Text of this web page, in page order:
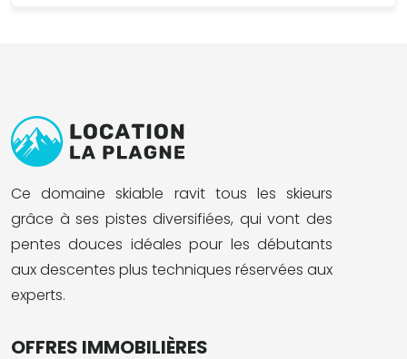
Ce domaine skiable ravit tous les skieurs
grâce à ses pistes diversifiées, qui vont des
pentes douces idéales pour les débutants
aux descentes plus techniques réservées aux
experts.
OFFRES IMMOBILIÈRES